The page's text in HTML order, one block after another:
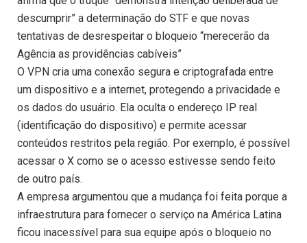
descumprir” a determinação do STF e que novas
tentativas de desrespeitar o bloqueio “merecerão da
Agência as providências cabíveis”
O VPN cria uma conexão segura e criptografada entre
um dispositivo e a internet, protegendo a privacidade e
os dados do usuário. Ela oculta o endereço IP real
(identificação do dispositivo) e permite acessar
conteúdos restritos pela região. Por exemplo, é possível
acessar o X como se o acesso estivesse sendo feito
de outro país.
A empresa argumentou que a mudança foi feita porque a
infraestrutura para fornecer o serviço na América Latina
ficou inacessível para sua equipe após o bloqueio no